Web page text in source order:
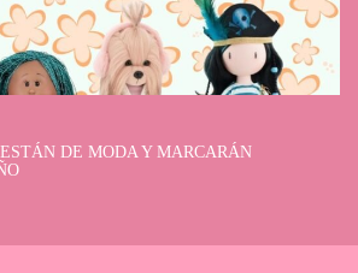
DE MODA Y MARCARÁN